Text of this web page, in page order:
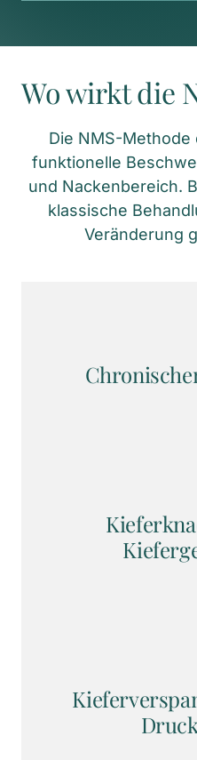
Wo wirkt die
Die NMS-
funktionelle
und Nackenbereich.
klassische
Veränderung